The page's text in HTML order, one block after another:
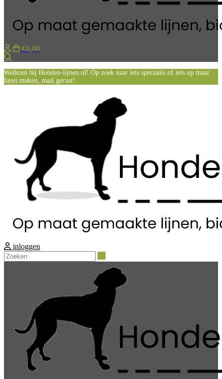
€0,00
Welkom bij Honden-lijnen.nl! Op zoek naar iets speciaals of iets op maat
laten maken, mail gerust!
inloggen